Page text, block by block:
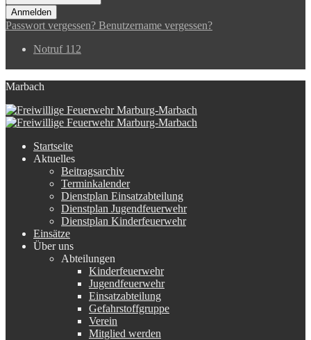
Anmelden
Passwort vergessen? Benutzername vergessen?
Notruf 112
Marbach
Startseite
Aktuelles
Beitragsarchiv
Terminkalender
Dienstplan Einsatzabteilung
Dienstplan Jugendfeuerwehr
Dienstplan Kinderfeuerwehr
Einsätze
Über uns
Abteilungen
Kinderfeuerwehr
Jugendfeuerwehr
Einsatzabteilung
Gefahrstoffgruppe
Verein
Mitglied werden